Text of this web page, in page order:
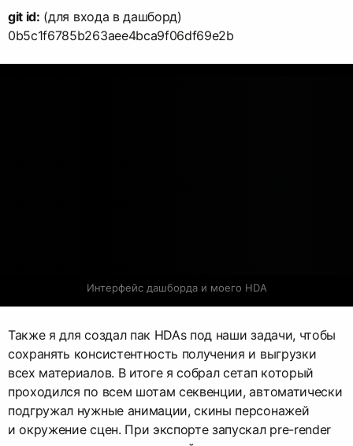
git id: (для входа в дашборд)
0b5c1f6785b263aee4bca9f06df69e2b
Интерфейс дашборда и моего HDA
Также я для создал пак HDAs под наши задачи, чтобы
сохранять консистентность получения и выгрузки
всех материалов. В итоге я собрал сетап который
проходился по всем шотам секвенции, автоматически
подгружал нужные анимации, скины персонажей
и окружение сцен. При экспорте запускал pre-render